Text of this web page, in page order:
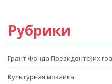
Рубрики
Грант Фонда Президентских
Культурная мозаика